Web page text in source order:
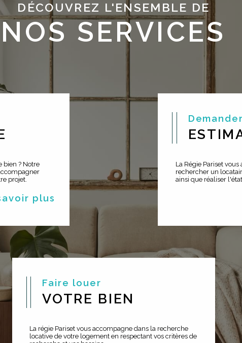
DÉCOUVREZ L'ENSEMBLE DE
NOS SERVICES
bien ? Notre
projet.
savoir plus
La Régie Pariset
rechercher un
ainsi que réaliser
Faire louer
VOTRE BIEN
La régie Pariset vous accompagne dans la recherche
locative de votre logement en respectant vos critères de